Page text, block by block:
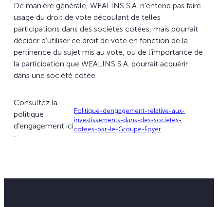
De manière générale, WEALINS S.A. n’entend pas faire
usage du droit de vote découlant de telles
participations dans des sociétés cotées, mais pourrait
décider d’utiliser ce droit de vote en fonction de la
pertinence du sujet mis au vote, ou de l’importance de
la participation que WEALINS S.A. pourrait acquérir
dans une société cotée.
Consultez la
politique
d’engagement ici
:
Politique-dengagement-relative-aux-
investissements-dans-des-societes-
cotees-par-le-Groupe-Foyer